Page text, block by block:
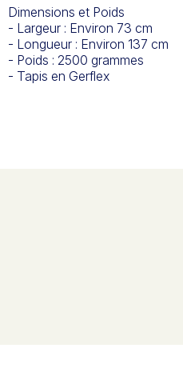
Dimensions et Poids
- Largeur : Environ 73 cm
- Longueur : Environ 137 cm
- Poids : 2500 grammes
- Tapis en Gerflex